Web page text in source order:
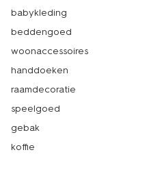
babykleding
beddengoed
woonaccessoires
handdoeken
raamdecoratie
speelgoed
gebak
koffie